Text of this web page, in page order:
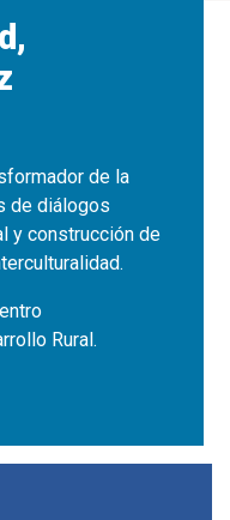
de la
de diálogos
y construcción de
Rural.